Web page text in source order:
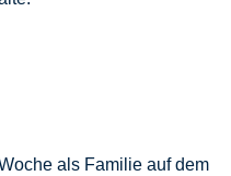
als Familie auf dem